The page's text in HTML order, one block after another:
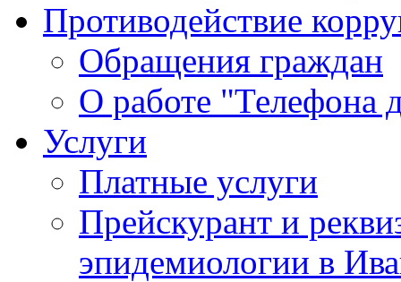
Противодействие
Обращения граждан
О работе "Телефона
Услуги
Платные услуги
Прейскурант и
эпидемиологии в